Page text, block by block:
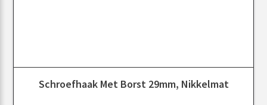
Schroefhaak Met Borst 29mm, Nikkelmat